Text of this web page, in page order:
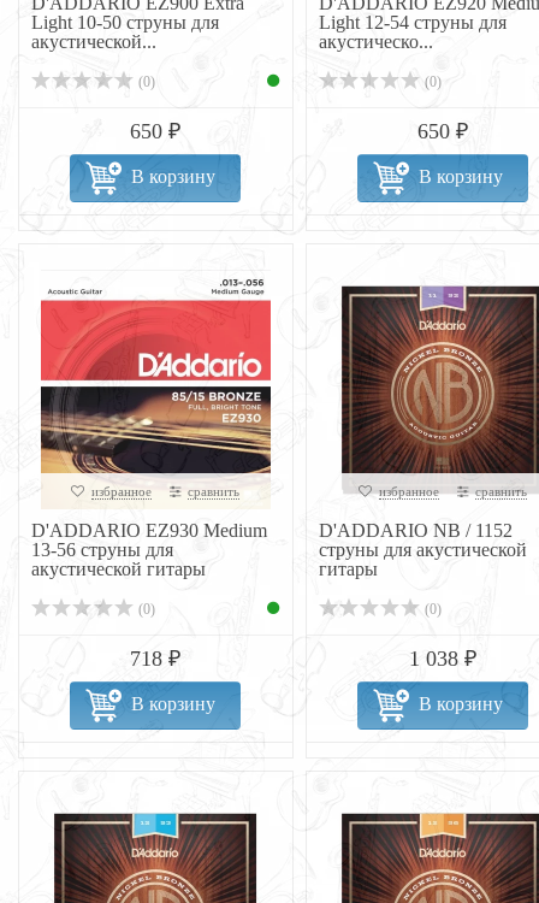
Light 10-50 струны для
акустической...
(0)
650 ₽
В корзину
Light 12-54 струны для
акустическо...
(0)
650 ₽
В корзину
избранное сравнить
D'ADDARIO EZ930 Medium
13-56 струны для
акустической гитары
(0)
718 ₽
В корзину
избранное сравнить
D'ADDARIO NB / 1152
струны для акустической
гитары
(0)
1 038 ₽
В корзину